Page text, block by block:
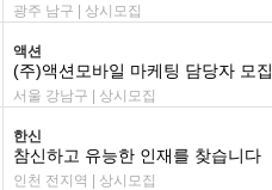
광주 남구 | 상시모집
액션
(주)액션모바일 마케팅 담당자 모집
서울 강남구 | 상시모집
한신
참신하고 유능한 인재를 찾습니다
인천 전지역 | 상시모집